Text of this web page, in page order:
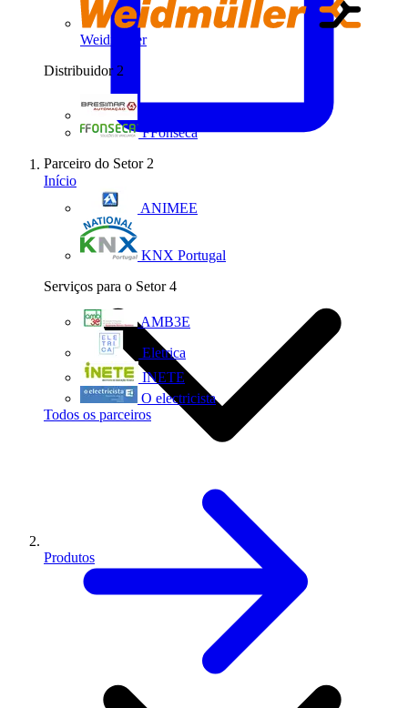
Weidmüller
Distribuidor 2
FFonseca
Parceiro do Setor 2
ANIMEE
KNX Portugal
Serviços para o Setor 4
AMB3E
Eletrica
INETE
O electricista
Todos os parceiros
Início
Produtos